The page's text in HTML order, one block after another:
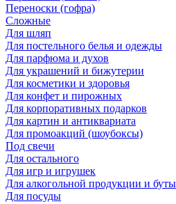
Переноски (гофра)
Сложные
Для шляп
Для постельного белья и одежды
Для парфюма и духов
Для украшений и бижутерии
Для косметики и здоровья
Для конфет и пирожных
Для корпоративных подарков
Для картин и антиквариата
Для промоакций (шоубоксы)
Под свечи
Для остального
Для игр и игрушек
Для алкогольной продукции и
Для посуды